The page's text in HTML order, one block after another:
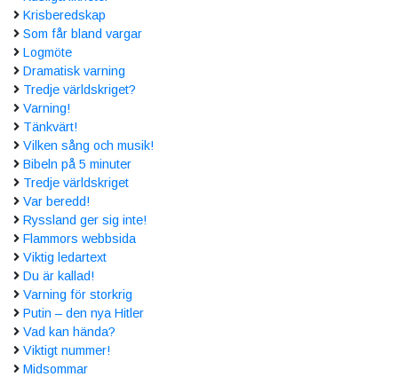
Krisberedskap
Som får bland vargar
Logmöte
Dramatisk varning
Tredje världskriget?
Varning!
Tänkvärt!
Vilken sång och musik!
Bibeln på 5 minuter
Tredje världskriget
Var beredd!
Ryssland ger sig inte!
Flammors webbsida
Viktig ledartext
Du är kallad!
Varning för storkrig
Putin – den nya Hitler
Vad kan hända?
Viktigt nummer!
Midsommar